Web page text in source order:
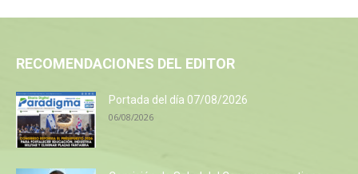
RECOMENDACIONES DEL EDITOR
Portada del día 07/08/2026
06/08/2026